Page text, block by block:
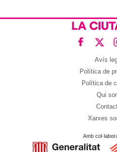
Avís
Política de
Política de
Qui
Xarxes
Amb